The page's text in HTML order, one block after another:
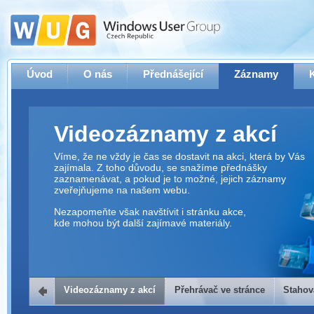
Úvod O nás Přednášející Záznamy
Videozáznamy z akcí
Víme, že ne vždy je čas se dostavit na akci, která by Vás
zajímala. Z toho důvodu, se snažíme přednášky
zaznamenávat, a pokud je to možné, jejich záznamy
zveřejňujeme na našem webu.
Nezapomeňte však navštívit i stránku akce,
kde mohou být další zajímavé materiály.
Přehrávač ve stránce
Videozáznamy z akcí Přehrávač ve stránce